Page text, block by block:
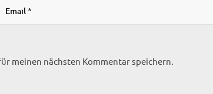
meinen nächsten Kommentar speichern.